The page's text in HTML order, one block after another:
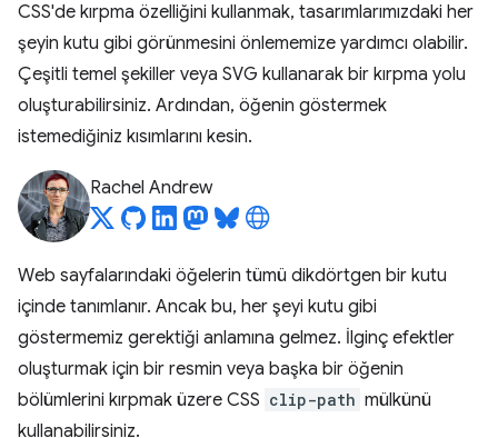
CSS'de kırpma özelliğini kullanmak, tasarımlarımızdaki her
şeyin kutu gibi görünmesini önlememize yardımcı olabilir.
Çeşitli temel şekiller veya SVG kullanarak bir kırpma yolu
oluşturabilirsiniz. Ardından, öğenin göstermek
istemediğiniz kısımlarını kesin.
Rachel Andrew
Web sayfalarındaki öğelerin tümü dikdörtgen bir kutu
içinde tanımlanır. Ancak bu, her şeyi kutu gibi
göstermemiz gerektiği anlamına gelmez. İlginç efektler
oluşturmak için bir resmin veya başka bir öğenin
bölümlerini kırpmak üzere CSS clip-path mülkünü
kullanabilirsiniz.